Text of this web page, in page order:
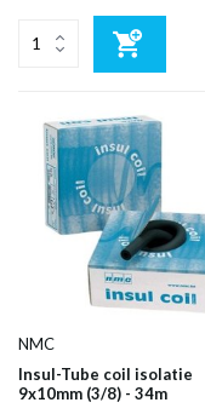
NMC
Insul-Tube coil isolatie
9x10mm (3/8) - 34m